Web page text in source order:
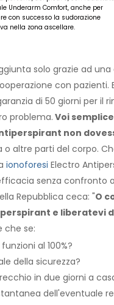
Underarm Comfort, anche per
con successo la sudorazione
nella zona ascellare.
solo grazie ad
con pazienti.
di 50 giorni per il
problema. Voi
non
o altre parti del corpo.
ionoforesi Electro
senza confronto
Repubblica ceca: "O
e liberatevi
che se:
al 100%?
della sicurezza?
in due giorni a
dell'eventuale